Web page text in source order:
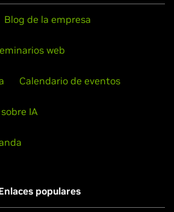
Blog de la empresa
web
Calendario de eventos
IA
populares